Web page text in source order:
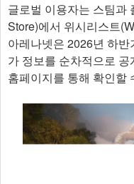
글로벌 이용자는 스팀과
Store)에서 위시리스트
아레나넷은 2026년 하
가 정보를 순차적으로
홈페이지를 통해 확인할